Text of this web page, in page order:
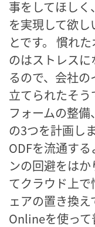
事をしてほし
を実現して欲
とです。 慣れ
のはストレス
るので、会社
立てられたそう
フォームの整
の3つを計画し
ODFを流通す
ンの回避をは
てクラウド上
ェアの置き換
Onlineを使って